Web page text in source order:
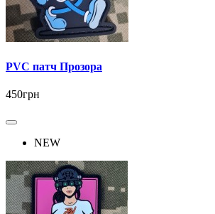
PVC патч Прозора
450грн
NEW